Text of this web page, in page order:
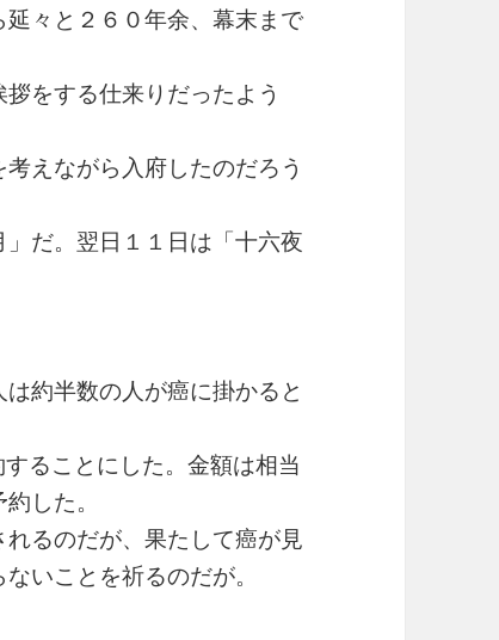
々と２６０年余、幕末まで
をする仕来りだったよう
えながら入府したのだろう
だ。翌日１１日は「十六夜
約半数の人が癌に掛かると
ることにした。金額は相当
した。
るのだが、果たして癌が見
いことを祈るのだが。